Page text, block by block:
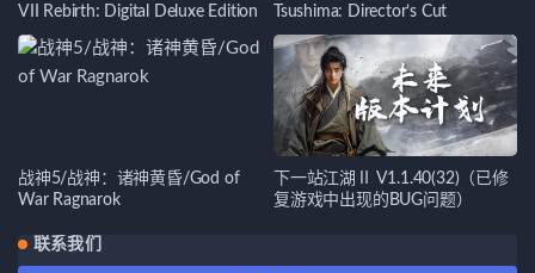
VII Rebirth: Digital Deluxe Edition
Tsushima: Director’s Cut
战神5/战神：诸神黄昏/God of
War Ragnarok
下一站江湖Ⅱ V1.1.40(32)（已修
复游戏中出现的BUG问题）
联系我们